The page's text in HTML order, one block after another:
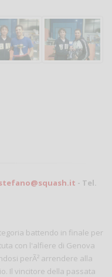
- Tel.
battendo in finale per
con l'alfiere di Genova
perÃ² arrendere alla
Il vincitore della passata